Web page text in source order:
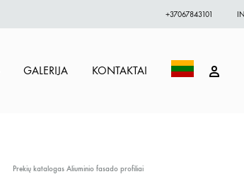
+37067843101
GALERIJA KONTAKTAI
Prekių katalogas Aliuminio fasado profiliai